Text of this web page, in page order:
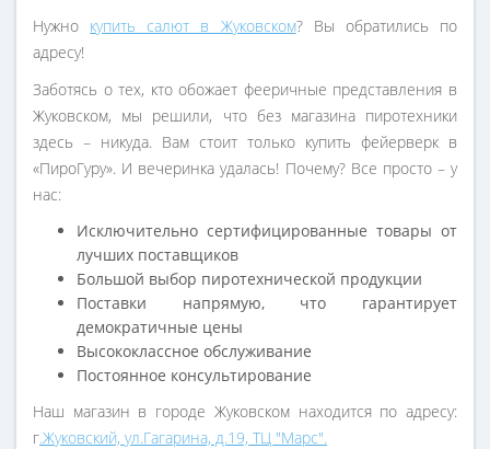
Нужно купить салют в Жуковском? Вы обратились по
адресу!
Заботясь о тех, кто обожает фееричные представления в
Жуковском, мы решили, что без магазина пиротехники
здесь – никуда. Вам стоит только купить фейерверк в
«ПироГуру». И вечеринка удалась! Почему? Все просто – у
нас:
Исключительно сертифицированные товары от
лучших поставщиков
Большой выбор пиротехнической продукции
Поставки напрямую, что гарантирует
демократичные цены
Высококлассное обслуживание
Постоянное консультирование
Наш магазин в городе Жуковском находится по адресу:
г.Жуковский, ул.Гагарина, д.19, ТЦ "Марс".